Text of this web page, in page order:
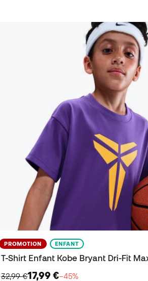
PROMOTION ENFANT
T-Shirt Enfant Kobe Bryant Dri-Fit
32,99 €17,99 €−45%